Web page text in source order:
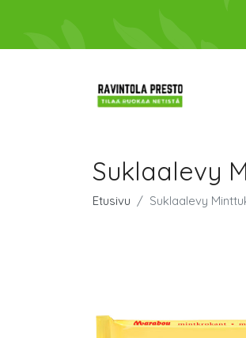
Suklaalevy
Etusivu Suklaalevy